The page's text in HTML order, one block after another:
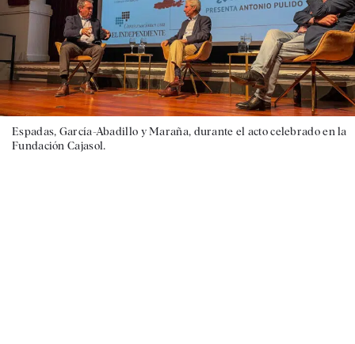
Espadas, García-Abadillo y Maraña, durante el acto celebrado en la
Fundación Cajasol.